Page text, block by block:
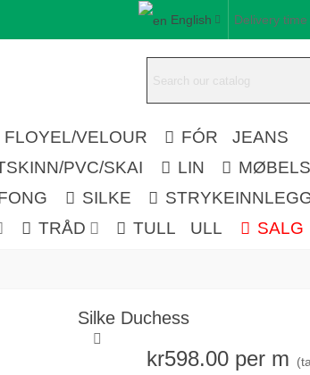
English Delivery
FLOYEL/VELOUR FÓR
JEANS
PVC/SKAI LIN
SILKE
TRÅD TULL ULL SALG
Silke Duchess
kr598.00 per m